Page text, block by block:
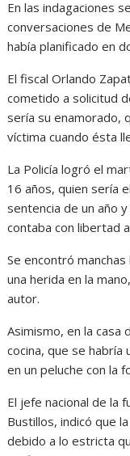
En las indagaciones
conversaciones de
había planificado en
El fiscal Orlando
cometido a solicitud
sería su enamorado,
víctima cuando ésta
La Policía logró el
16 años, quien sería
sentencia de un año
contaba con libertad
Se encontró
una herida en la
autor.
Asimismo, en la casa
cocina, que se habría
en un peluche con la
El jefe nacional de la
Bustillos, indicó que
debido a lo estricta